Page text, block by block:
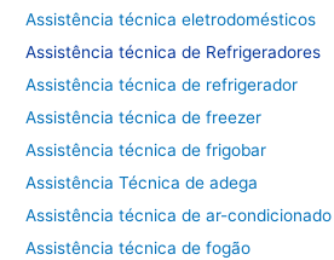
Assistência técnica eletrodomésticos
Assistência técnica de Refrigeradores
Assistência técnica de refrigerador
Assistência técnica de freezer
Assistência técnica de frigobar
Assistência Técnica de adega
Assistência técnica de ar-condicionado
Assistência técnica de fogão